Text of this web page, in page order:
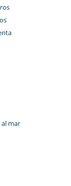
al mar